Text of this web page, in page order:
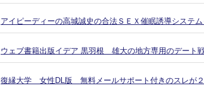
アイピーディーの高城誠史の合法ＳＥＸ催眠誘導システ
ウェブ書籍出版イデア 黒羽根 雄大の地方専用のデート
復縁大学 女性DL版 無料メールサポート付きのスレが２